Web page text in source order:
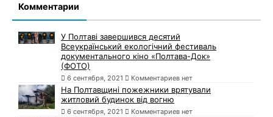
Комментарии
У Полтаві завершився десятий
Всеукраїнський екологічний фестиваль
документального кіно «Полтава-Док»
(ФОТО)
6 сентября, 2021 Комментариев нет
На Полтавщині пожежники врятували
житловий будинок від вогню
6 сентября, 2021 Комментариев нет